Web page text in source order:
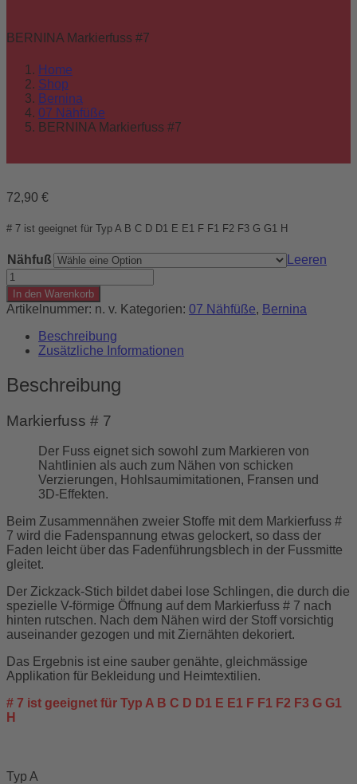
BERNINA Markierfuss #7
Home
Shop
Bernina
07 Nähfüße
BERNINA Markierfuss #7
72,90 €
# 7 ist geeignet für Typ A B C D D1 E E1 F F1 F2 F3 G G1 H
Nähfuß
Leeren
BERNINA
Markierfuss
#7
Menge
In den Warenkorb
Artikelnummer: n. v. Kategorien: 07 Nähfüße, Bernina
Beschreibung
Zusätzliche Informationen
Beschreibung
Markierfuss # 7
Der Fuss eignet sich sowohl zum Markieren von
Nahtlinien als auch zum Nähen von schicken
Verzierungen, Hohlsaumimitationen, Fransen und
3D-Effekten.
Beim Zusammennähen zweier Stoffe mit dem Markierfuss #
7 wird die Fadenspannung etwas gelockert, so dass der
Faden leicht über das Fadenführungsblech in der Fussmitte
gleitet.
Der Zickzack-Stich bildet dabei lose Schlingen, die durch die
spezielle V-förmige Öffnung auf dem Markierfuss # 7 nach
hinten rutschen. Nach dem Nähen wird der Stoff vorsichtig
auseinander gezogen und mit Ziernähten dekoriert.
Das Ergebnis ist eine sauber genähte, gleichmässige
Applikation für Bekleidung und Heimtextilien.
# 7 ist geeignet für Typ A B C D D1 E E1 F F1 F2 F3 G G1
H
Typ A